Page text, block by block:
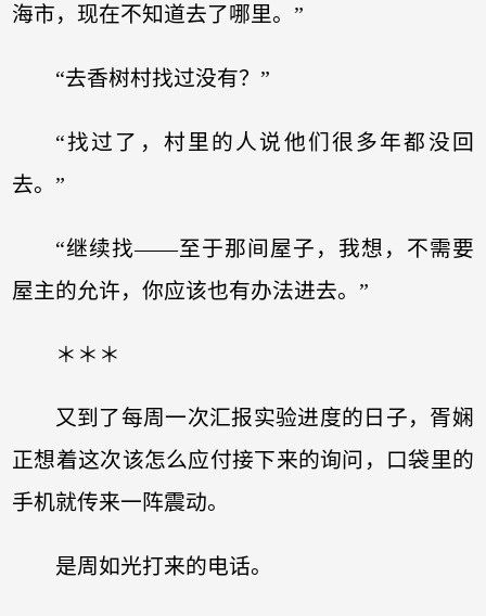
海市，现在不知道去了哪里。”
“去香树村找过没有？”
“找过了，村里的人说他们很多年都没回
去。”
“继续找——至于那间屋子，我想，不需要
屋主的允许，你应该也有办法进去。”
＊＊＊
又到了每周一次汇报实验进度的日子，胥娴
正想着这次该怎么应付接下来的询问，口袋里的
手机就传来一阵震动。
是周如光打来的电话。